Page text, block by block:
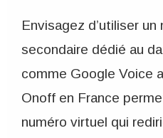
Envisagez d’utiliser
secondaire dédié au
comme Google Voice
Onoff en France
numéro virtuel qui